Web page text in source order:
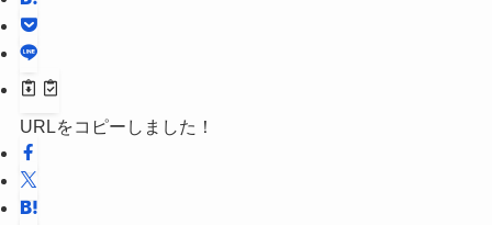
URLをコピーしました！